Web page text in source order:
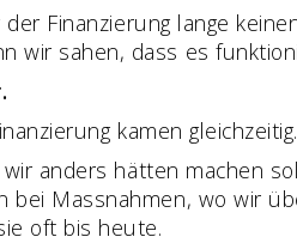
Finanzierung lange
wir sahen, dass es
kamen
anders hätten machen
bei Massnahmen, wo wir
oft bis heute.